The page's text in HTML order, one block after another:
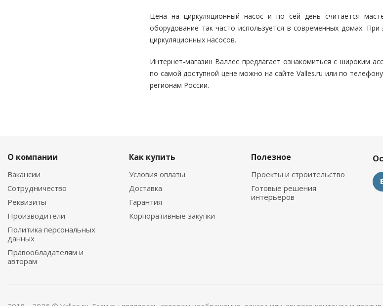
Цена на циркуляционный насос и по сей день считается
оборудование так часто используется в современных домах.
циркуляционных насосов.
Интернет-магазин Валлес предлагает ознакомиться с широким
по самой доступной цене можно на сайте Valles.ru или по
регионам России.
О компании
Вакансии
Сотрудничество
Реквизиты
Производители
Политика персональных
данных
Правообладателям и
авторам
Как купить
Условия оплаты
Доставка
Гарантия
Корпоративные закупки
Полезное
Проекты и строительство
Готовые решения
интерьеров